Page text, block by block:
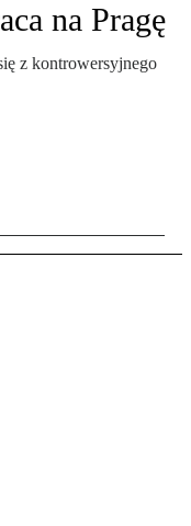
na Pragę
z kontrowersyjnego